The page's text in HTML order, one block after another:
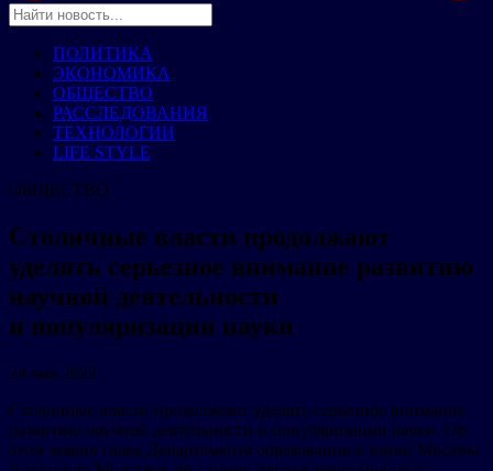
ПОЛИТИКА
ЭКОНОМИКА
ОБЩЕСТВО
РАССЛЕДОВАНИЯ
ТЕХНОЛОГИИ
LIFE STYLE
ОБЩЕСТВО
Столичные власти продолжают
уделять серьезное внимание развитию
научной деятельности
и популяризации науки
24 мая 2022
Столичные власти продолжают уделять серьезное внимание
развитию научной деятельности и популяризации науки. Об
этом заявил глава Департамента образования и науки Москвы